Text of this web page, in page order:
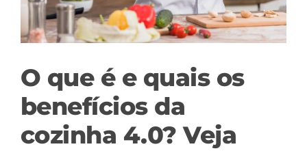
O que é e quais os
benefícios da
cozinha 4.0? Veja